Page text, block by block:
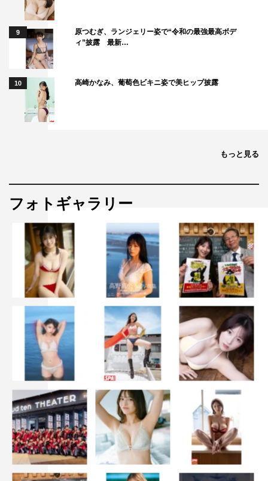
9
原つむぎ、ランジェリー姿で“令和の最強最高ボデ
ィ”披露 最新…
10 高崎かなみ、葡萄色ビキニ姿で美ヒップ披露
もっと見る
フォトギャラリー